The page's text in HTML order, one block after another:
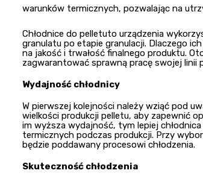
warunków termicznych, pozwalając na
Chłodnice do pelletuto urządzenia
granulatu po etapie granulacji. Dlaczego
na jakość i trwałość finalnego produktu.
zagwarantować sprawną pracę swojej linii
Wydajność chłodnicy
W pierwszej kolejności należy wziąć pod
wielkości produkcji pelletu, aby zapewnić
im wyższa wydajność, tym lepiej
termicznych podczas produkcji. Przy
będzie poddawany procesowi chłodzenia.
Skuteczność chłodzenia